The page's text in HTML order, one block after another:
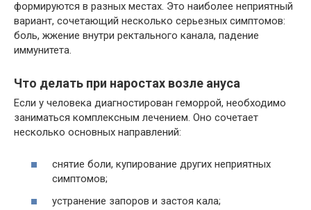
формируются в разных местах. Это наиболее неприятный
вариант, сочетающий несколько серьезных симптомов:
боль, жжение внутри ректального канала, падение
иммунитета.
Что делать при наростах возле ануса
Если у человека диагностирован геморрой, необходимо
заниматься комплексным лечением. Оно сочетает
несколько основных направлений:
снятие боли, купирование других неприятных
симптомов;
устранение запоров и застоя кала;